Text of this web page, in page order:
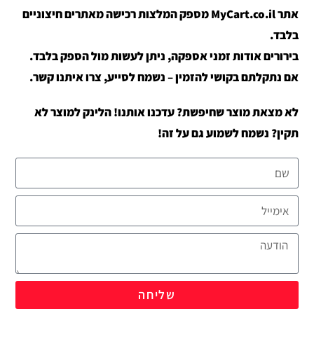
אתר MyCart.co.il מספק המלצות רכישה מאתרים חיצוניים
בלבד.
בירורים אודות זמני אספקה, ניתן לעשות מול הספק בלבד.
אם נתקלתם בקושי להזמין – נשמח לסייע, צרו איתנו קשר.
לא מצאת מוצר שחיפשת? עדכנו אותנו! הלינק למוצר לא
תקין? נשמח לשמוע גם על זה!
שליחה